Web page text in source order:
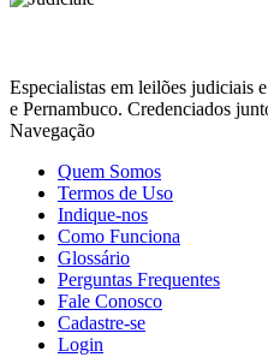
Especialistas em leilões judiciais
e Pernambuco. Credenciados
Navegação
Quem Somos
Termos de Uso
Indique-nos
Como Funciona
Glossário
Perguntas Frequentes
Fale Conosco
Cadastre-se
Login